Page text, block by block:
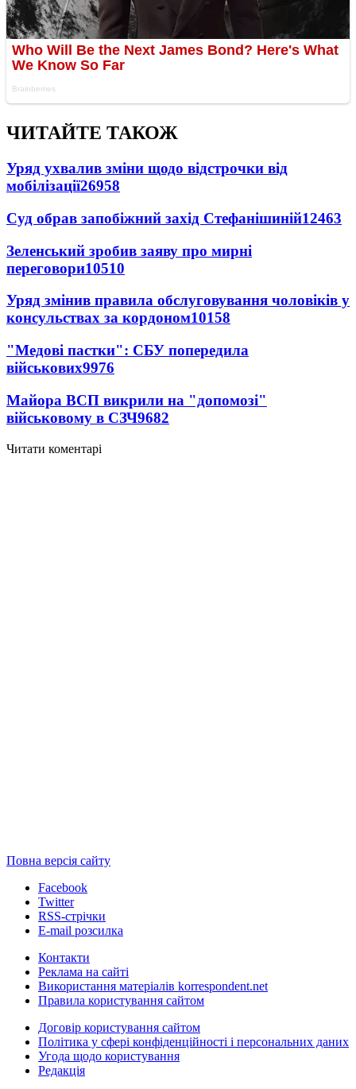
ЧИТАЙТЕ ТАКОЖ
Уряд ухвалив зміни щодо відстрочки від
мобілізації26958
Суд обрав запобіжний захід Стефанішиній12463
Зеленський зробив заяву про мирні
переговори10510
Уряд змінив правила обслуговування чоловіків у
консульствах за кордоном10158
"Медові пастки": СБУ попередила
військових9976
Майора ВСП викрили на "допомозі"
військовому в СЗЧ9682
Читати коментарі
Повна версія сайту
Facebook
Twitter
RSS-стрічки
E-mail розсилка
Контакти
Реклама на сайті
Використання матеріалів korrespondent.net
Правила користування сайтом
Договір користування сайтом
Політика у сфері конфіденційності і персональних даних
Угода щодо користування
Редакція